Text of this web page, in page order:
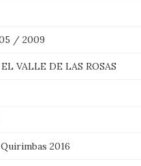
/ 2009
VALLE DE LAS ROSAS
2016